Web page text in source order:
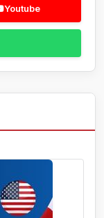
Youtube